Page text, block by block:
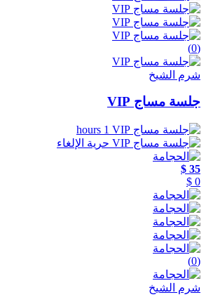
(0)
شرم الشيخ
جلسة مساج VIP
1 hours
حرية الإلغاء
35 $
0 $
(0)
شرم الشيخ